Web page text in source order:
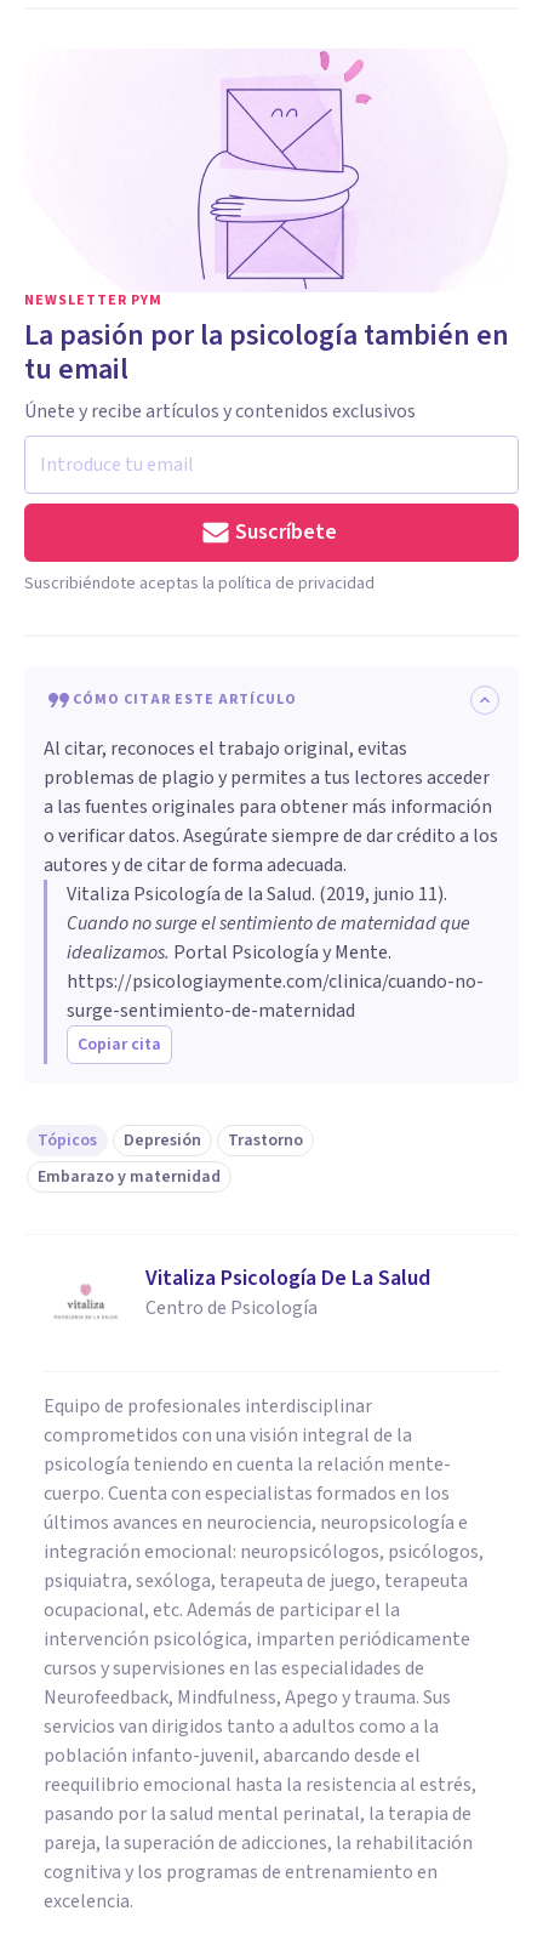
NEWSLETTER PYM
La pasión por la psicología también en
tu email
Únete y recibe artículos y contenidos exclusivos
Suscríbete
Suscribiéndote aceptas la política de privacidad
CÓMO CITAR ESTE ARTÍCULO
Al citar, reconoces el trabajo original, evitas
problemas de plagio y permites a tus lectores acceder
a las fuentes originales para obtener más información
o verificar datos. Asegúrate siempre de dar crédito a los
autores y de citar de forma adecuada.
Vitaliza Psicología de la Salud. (2019, junio 11).
Cuando no surge el sentimiento de maternidad que
idealizamos. Portal Psicología y Mente.
https://psicologiaymente.com/clinica/cuando-no-
surge-sentimiento-de-maternidad
Copiar cita
Tópicos Depresión
Trastorno
Embarazo y maternidad
Vitaliza Psicología De La Salud
Centro de Psicología
Equipo de profesionales interdisciplinar
comprometidos con una visión integral de la
psicología teniendo en cuenta la relación mente-
cuerpo. Cuenta con especialistas formados en los
últimos avances en neurociencia, neuropsicología e
integración emocional: neuropsicólogos, psicólogos,
psiquiatra, sexóloga, terapeuta de juego, terapeuta
ocupacional, etc. Además de participar el la
intervención psicológica, imparten periódicamente
cursos y supervisiones en las especialidades de
Neurofeedback, Mindfulness, Apego y trauma. Sus
servicios van dirigidos tanto a adultos como a la
población infanto-juvenil, abarcando desde el
reequilibrio emocional hasta la resistencia al estrés,
pasando por la salud mental perinatal, la terapia de
pareja, la superación de adicciones, la rehabilitación
cognitiva y los programas de entrenamiento en
excelencia.